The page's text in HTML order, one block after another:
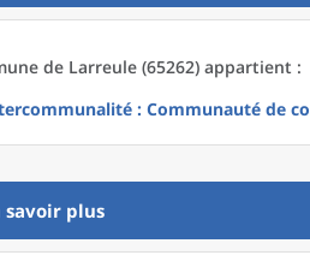
de Larreule (65262) appartient :
: Communauté de
savoir plus